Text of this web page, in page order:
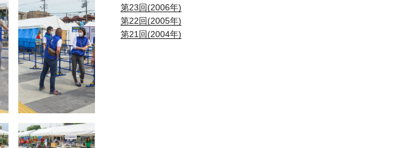
第23回(2006年)
第22回(2005年)
第21回(2004年)